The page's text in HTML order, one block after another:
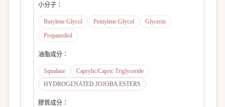
小分子 ：
Butylene Glycol Pentylene Glycol
Glycerin
Propanediol
油脂成分 ：
Squalane
Caprylic/Capric Triglyceride
HYDROGENATED JOJOBA ESTERS
膠質成分 ：